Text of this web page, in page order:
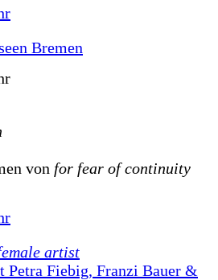
Bremen
von for fear of continuity
artist
Petra Fiebig, Franzi Bauer &